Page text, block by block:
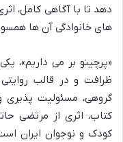
دهد تا با آگاهی کامل،
های خانوادگی آن ها
«پرچینو بر می داریم»،
ظرافت و در قالب
گروهی، مسئولیت پذیری
کتاب، اثری از مرتضی
کودک و نوجوان ایران